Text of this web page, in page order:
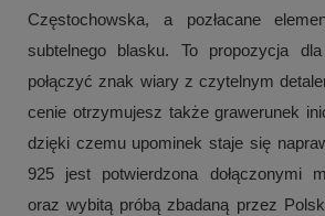
Częstochowska, a pozłacane
subtelnego blasku. To propozycja
połączyć znak wiary z czytelnym
cenie otrzymujesz także grawerunek
dzięki czemu upominek staje się
925 jest potwierdzona dołączonymi
oraz wybitą próbą zbadaną przez